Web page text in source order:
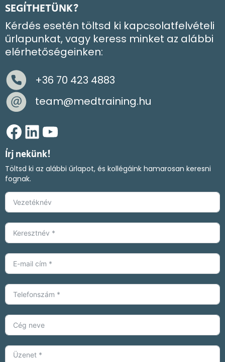
SEGÍTHETÜNK?
Kérdés esetén töltsd ki kapcsolatfelvételi
űrlapunkat, vagy keress minket az alábbi
elérhetőségeinken:
+36 70 423 4883
team@medtraining.hu
Facebook LinkedIn YouTube
Írj nekünk!
Töltsd ki az alábbi űrlapot, és kollégáink hamarosan keresni
fognak.